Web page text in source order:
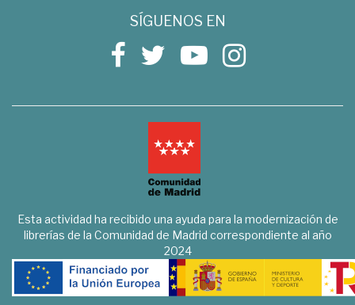
SÍGUENOS EN
Esta actividad ha recibido una ayuda para la modernización de
librerías de la Comunidad de Madrid correspondiente al año
2024